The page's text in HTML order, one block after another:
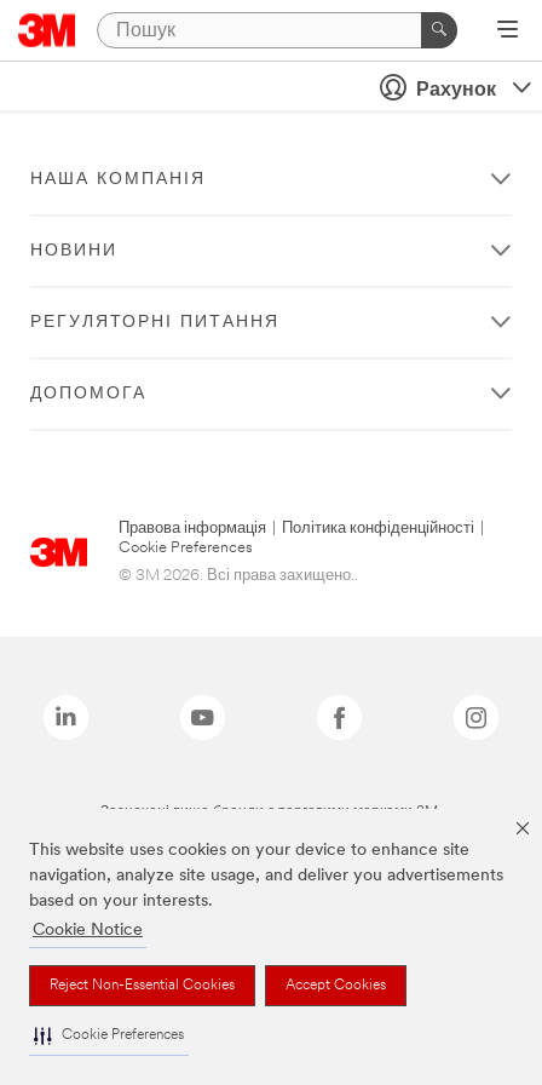
This website uses cookies on your device to enhance site
navigation, analyze site usage, and deliver you advertisements
based on your interests.
Cookie Notice
Reject Non-Essential Cookies Accept Cookies
Cookie Preferences
Рахунок
НАША КОМПАНІЯ
НОВИНИ
РЕГУЛЯТОРНІ ПИТАННЯ
ДОПОМОГА
Правова інформація Політика конфіденційності
Cookie Preferences
© 3M 2026. Всі права захищено..
Зазначені вище бренди є торговими марками 3M.